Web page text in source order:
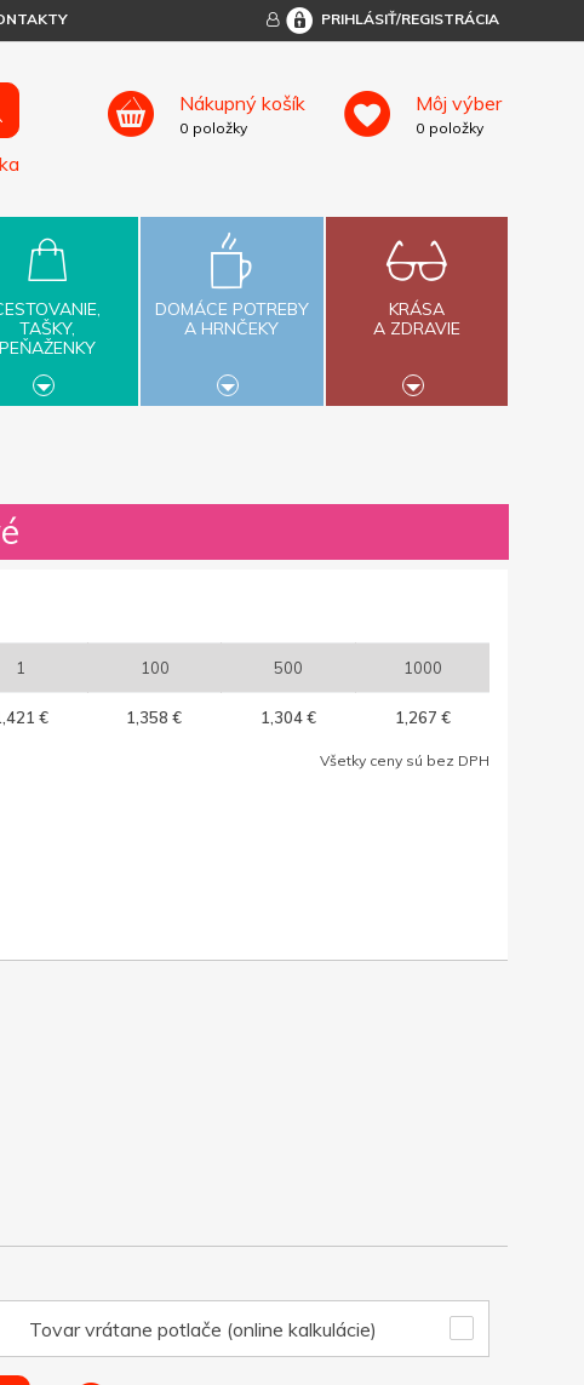
PRIHLÁSIŤ/REGISTRÁCIA
Nákupný košík
0 položky
Môj výber
0 položky
TAŠKY,
PEŇAŽENKY
DOMÁCE POTREBY
A HRNČEKY
KRÁSA
A ZDRAVIE
1 100 500 1000
€ 1,358 € 1,304 € 1,267 €
Všetky ceny sú bez DPH
Tovar vrátane potlače (online kalkulácie)